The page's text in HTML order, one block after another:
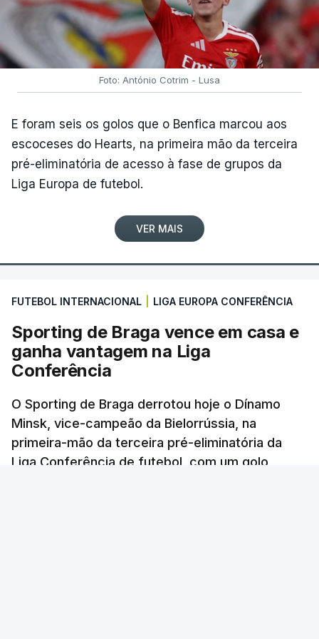
Rafael Reis (Anicolor-Campicarn), a três segundos,
e por Miguel Salgueiro (Tavira-Crédito Agrícola), a
nove, num pelotão com 117 corredores, após a
desistência de Noah Campos (Tavira-Crédito
Keogh (APS Pro Cycling by Team Cadence
Cycling), após concluir a etapa para além do
tempo de controlo.
Foto: António Cotrim - Lusa
E foram seis os golos que o Benfica marcou aos
escoceses do Hearts, na primeira mão da terceira
pré-eliminatória de acesso à fase de grupos da
Liga Europa de futebol.
VER MAIS
FUTEBOL INTERNACIONAL LIGA EUROPA CONFERÊNCIA
Sporting de Braga vence em casa e
ganha vantagem na Liga
Conferência
O Sporting de Braga derrotou hoje o Dínamo
Minsk, vice-campeão da Bielorrússia, na
primeira-mão da terceira pré-eliminatória da
Liga Conferência de futebol, com um golo